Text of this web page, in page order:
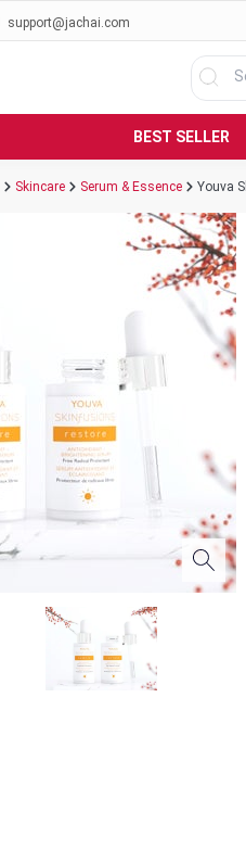
support@jachai.com
BEST SELLER
Skincare Serum & Essence Youva